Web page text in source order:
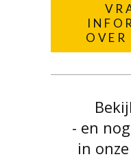
OVER
- en
in